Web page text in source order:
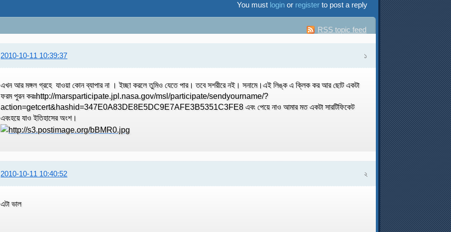
You must loginor registerto post a reply
RSS topic feed
১
2010-10-11 10:39:37
এখন আর মঙ্গল গ্রহে যাওয়া কোন ব্যাপার না । ইচ্ছা করলে তুমিও যেতে পার। তবে সশরীরে নই। সনামে।এই লিঙ্ক এ ক্লিক কর আর ছোট একটা
ফরম পুরন করঃhttp://marsparticipate.jpl.nasa.gov/msl/participate/sendyourname/?
action=getcert&hashid=347E0A83DE8E5DC9E7AFE3B5351C3FE8 এবং পেয়ে নাও আমার মত একটা সারটিফিকেট
এবংহয়ে যাও ইতিহাসের অংশ।
২
2010-10-11 10:40:52
এটা ভাল